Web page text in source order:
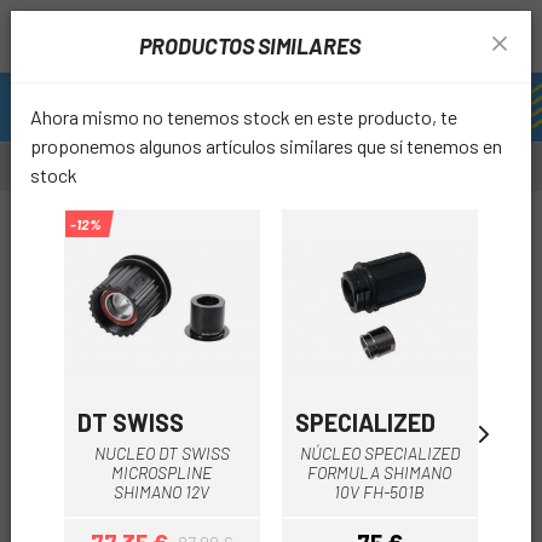
PRODUCTOS SIMILARES
Ahora mismo no tenemos stock en este producto, te
proponemos algunos artículos similares que sí tenemos en
stock
-12%
DT SWISS
NUCLEO DT SWISS
MICROSPLINE
SHIMANO 12V
SPECIALIZED
NÚCLEO SPECIALIZED
FORMULA SHIMANO
10V FH-501B